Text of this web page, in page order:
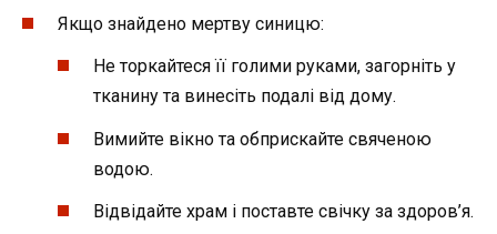
Якщо знайдено мертву синицю:
Не торкайтеся її голими руками, загорніть у
тканину та винесіть подалі від дому.
Вимийте вікно та обприскайте свяченою
водою.
Відвідайте храм і поставте свічку за здоров’я.